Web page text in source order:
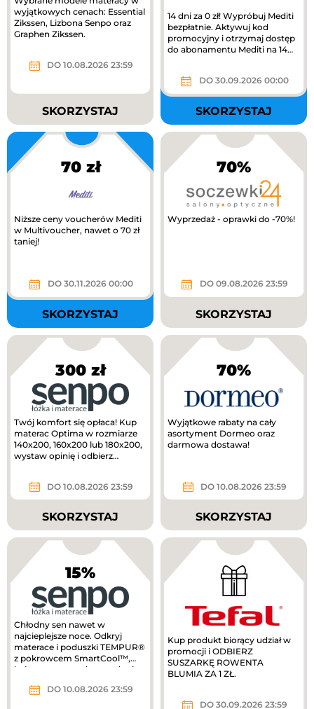
wyjątkowych cenach: Essential
Zikssen, Lizbona Senpo oraz
Graphen Zikssen.
DO 10.08.2026 23:59
SKORZYSTAJ
14 dni za 0 zł! Wypróbuj Mediti
bezpłatnie. Aktywuj kod
promocyjny i otrzymaj dostęp
do abonamentu Mediti na 14
DO 30.09.2026 00:00
SKORZYSTAJ
70 zł
Niższe ceny voucherów Mediti
w Multivoucher, nawet o 70 zł
taniej!
DO 30.11.2026 00:00
SKORZYSTAJ
70%
Wyprzedaż - oprawki do -70%!
DO 09.08.2026 23:59
SKORZYSTAJ
300 zł
Twój komfort się opłaca! Kup
materac Optima w rozmiarze
140x200, 160x200 lub 180x200,
wystaw opinię i odbierz
DO 10.08.2026 23:59
SKORZYSTAJ
70%
Wyjątkowe rabaty na cały
asortyment Dormeo oraz
darmowa dostawa!
DO 10.08.2026 23:59
SKORZYSTAJ
15%
Chłodny sen nawet w
najcieplejsze noce. Odkryj
materace i poduszki TEMPUR®
z pokrowcem SmartCool™,
który pomaga odprowadzać
DO 10.08.2026 23:59
Kup produkt biorący udział w
promocji i ODBIERZ
SUSZARKĘ ROWENTA
BLUMIA ZA 1 ZŁ.
DO 30.09.2026 23:59